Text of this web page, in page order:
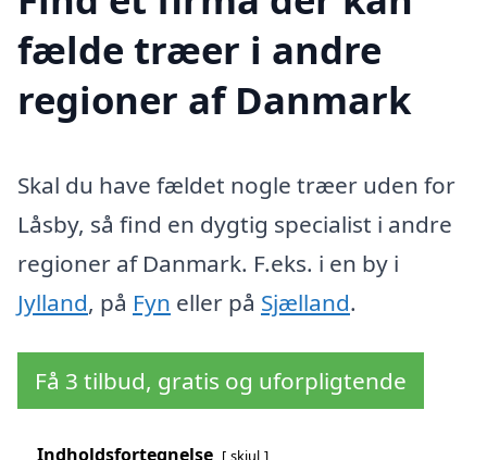
fælde træer i andre
regioner af Danmark
Skal du have fældet nogle træer uden for
Låsby, så find en dygtig specialist i andre
regioner af Danmark. F.eks. i en by i
Jylland, på Fyn eller på Sjælland.
Få 3 tilbud, gratis og uforpligtende
Indholdsfortegnelse skjul